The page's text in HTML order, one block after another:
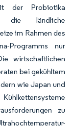
der Probiotika
die ländliche
im Rahmen des
Programms nur
wirtschaftlichen
bei gekühltem
wie Japan und
zu